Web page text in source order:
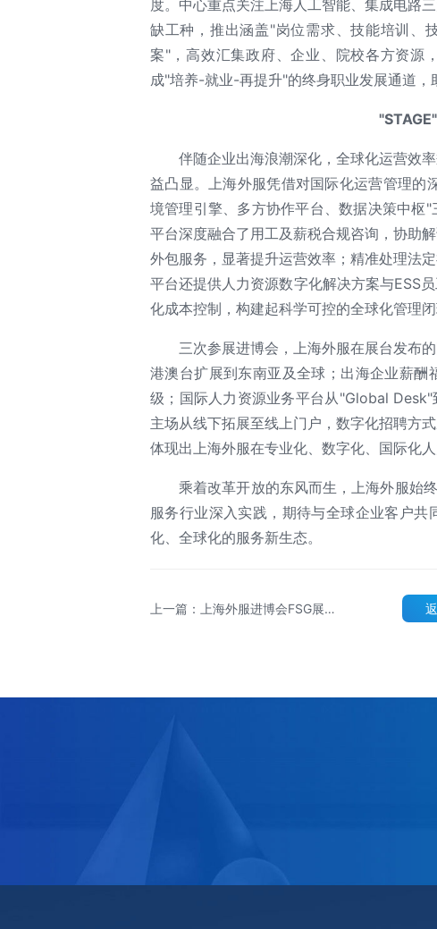
度。中心重点关注上海人工智能、集成电路
缺工种，推出涵盖"岗位需求、技能培训、
案"，高效汇集政府、企业、院校各方资源
成"培养-就业-再提升"的终身职业发展通道，
伴随企业出海浪潮深化，全球化运营效
益凸显。上海外服凭借对国际化运营管理的
境管理引擎、多方协作平台、数据决策中枢"
平台深度融合了用工及薪税合规咨询，协助
外包服务，显著提升运营效率；精准处理法
平台还提供人力资源数字化解决方案与ESS
化成本控制，构建起科学可控的全球化管理闭
三次参展进博会，上海外服在展台发布
港澳台扩展到东南亚及全球；出海企业薪
级；国际人力资源业务平台从"Global
主场从线下拓展至线上门户，数字化招聘方
体现出上海外服在专业化、数字化、国际化
乘着改革开放的东风而生，上海外服始
服务行业深入实践，期待与全球企业客户
化、全球化的服务新生态。
上一篇：上海外服进博会FSG展台